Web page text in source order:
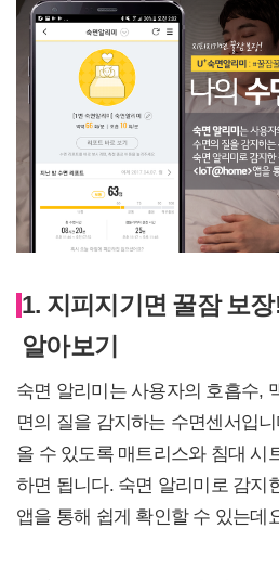
1. 지피지기면 꿀잠 보
알아보기
숙면 알리미는 사용자의 호흡수,
면의 질을 감지하는 수면센서입
올 수 있도록 매트리스와 침대 시
하면 됩니다. 숙면 알리미로 감지
앱을 통해 쉽게 확인할 수 있는데